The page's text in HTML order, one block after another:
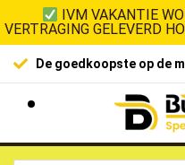
IVM VAKANTIE
VERTRAGING GELEVERD
De goedkoopste op de